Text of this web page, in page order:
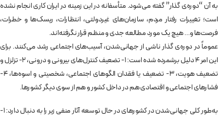
به آن “دوره‌ی گذار” گفته می‌شود. متأسفانه در این زمینه در ایران کاری انجام نشده
است؛ تغییرات رفتار مردم، سازمان‌های غیردولتی، انتظارات، ریسک‌ها و خطرات،
فرصت‌ها و… هیچ یک مورد مطالعه جدی و منظم قرار نگرفته‌اند.
عموماً در دوره‌ی گذار ناشی از جهانی‌شدن، آسیب‌های اجتماعی رشد می‌کنند. برای
این امر 4 دلیل برشمرده شده است: 1- تضعیف کنترل‌های بیرونی و درونی، 2- تزلزل و
تضعیف هویت، 3- تضعیف یا فقدان الگوهای اجتماعی، شخصیتی و اسوه‌ها، 4-
فشارهای اجتماعی و اقتصادی هم در داخل کشور و هم از سوی دیگر کشورها.
به‌طور کلی جهانی‌شدن در کشورهای در حال توسعه آثار منفی زیر را به دنبال دارد: 1-